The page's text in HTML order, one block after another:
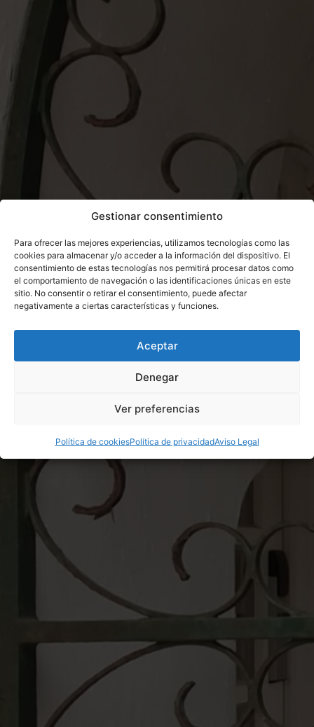
Gestionar consentimiento
Para ofrecer las mejores experiencias, utilizamos tecnologías como las
cookies para almacenar y/o acceder a la información del dispositivo. El
consentimiento de estas tecnologías nos permitirá procesar datos como
el comportamiento de navegación o las identificaciones únicas en este
sitio. No consentir o retirar el consentimiento, puede afectar
negativamente a ciertas características y funciones.
Aceptar
Denegar
Ver preferencias
Política de cookiesPolítica de privacidadAviso Legal